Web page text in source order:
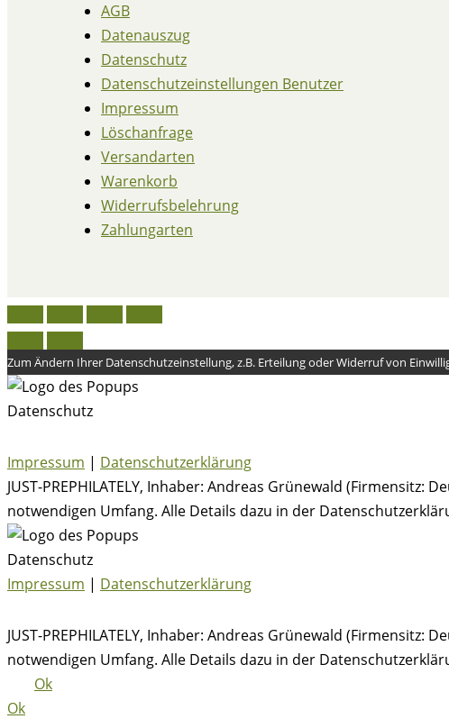
AGB
Datenauszug
Datenschutz
Datenschutzeinstellungen Benutzer
Impressum
Löschanfrage
Versandarten
Warenkorb
Widerrufsbelehrung
Zahlungarten
Zum Ändern Ihrer Datenschutzeinstellung, z.B. Erteilung oder Widerruf von
Datenschutz
Impressum | Datenschutzerklärung
JUST-PREPHILATELY, Inhaber: Andreas Grünewald
notwendigen Umfang. Alle Details dazu in der
Datenschutz
Impressum | Datenschutzerklärung
JUST-PREPHILATELY, Inhaber: Andreas Grünewald
notwendigen Umfang. Alle Details dazu in der
Ok
Ok